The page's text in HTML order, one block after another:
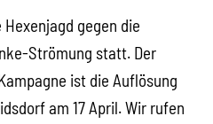
gegen die
Strömung statt. Der
ist die Auflösung
am 17 April. Wir rufen